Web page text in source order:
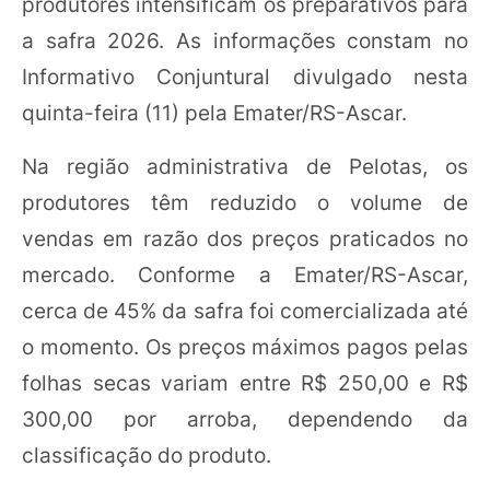
a safra 2026. As informações constam no
Informativo Conjuntural divulgado nesta
quinta-feira (11) pela Emater/RS-Ascar.
Na região administrativa de Pelotas, os
produtores têm reduzido o volume de
vendas em razão dos preços praticados no
mercado. Conforme a Emater/RS-Ascar,
cerca de 45% da safra foi comercializada até
o momento. Os preços máximos pagos pelas
folhas secas variam entre R$ 250,00 e R$
300,00 por arroba, dependendo da
classificação do produto.